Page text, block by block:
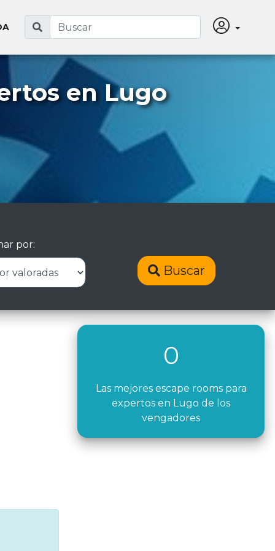
en Lugo
por:
Buscar
0
Las mejores escape rooms para
expertos en Lugo de los
vengadores